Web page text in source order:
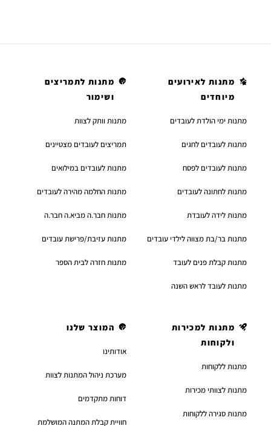
מתנות לאירועים
מיוחדים
מתנות ימי הולדת לעובדים
מתנות לעובדים לחגים
מתנות לעובדים לפסח
מתנות לחתונה לעובדים
מתנות לידה לעובדת
מתנות בר/בת מצווה לילדי עובדים
מתנות קבלת פנים לעובד
מתנות לעובד לראש השנה
מתנות לתמריצים
ושימור
מתנות וותק לצוות
תמריצים לעובדים מצטיינים
מתנות לעובדים במילואים
מתנות החלמה מהירה לעובדים
מתנות חבר.ה מביא.ה חבר.ה
מתנות עזיבת/פרישת עובדים
מתנות חזרה לבית הספר
מתנות למכירות
ולקוחות
מתנות ללקוחות
מתנות לצוותי מכירות
מתנות סגירה ללקוחות
המוצר שלנו
אודותינו
מערכת ניהול המתנות לצוות
דוחות מתקדמים
חוויית קבלת המתנה המושלמת